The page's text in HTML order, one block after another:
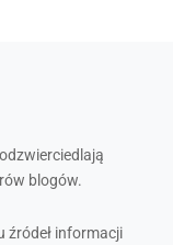
blogów.
źródeł informacji